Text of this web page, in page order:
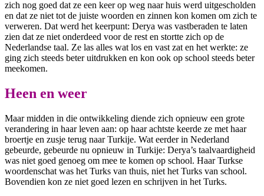
zich nog goed dat ze een keer op weg naar huis werd uitgescholden
en dat ze niet tot de juiste woorden en zinnen kon komen om zich te
verweren. Dat werd het keerpunt: Derya was vastberaden te laten
zien dat ze niet onderdeed voor de rest en stortte zich op de
Nederlandse taal. Ze las alles wat los en vast zat en het werkte: ze
ging zich steeds beter uitdrukken en kon ook op school steeds beter
meekomen.
Heen en weer
Maar midden in die ontwikkeling diende zich opnieuw een grote
verandering in haar leven aan: op haar achtste keerde ze met haar
broertje en zusje terug naar Turkije. Wat eerder in Nederland
gebeurde, gebeurde nu opnieuw in Turkije: Derya’s taalvaardigheid
was niet goed genoeg om mee te komen op school. Haar Turkse
woordenschat was het Turks van thuis, niet het Turks van school.
Bovendien kon ze niet goed lezen en schrijven in het Turks.